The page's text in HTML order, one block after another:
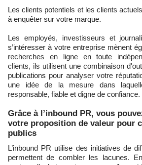
Les clients potentiels et les clients actuels ne sont pas les seuls
à enquêter sur votre marque.
Les employés, investisseurs et
s’intéresser à votre entreprise mènent
recherches en ligne en toute
clients, ils utilisent une combinaison
publications pour analyser votre
une idée de la mesure dans
responsable, fiable et digne de confiance.
Grâce à l’inbound PR, vous
votre proposition de valeur pour
publics
L’inbound PR utilise des initiatives de diffusion de contenu qui
permettent de combler les lacunes.